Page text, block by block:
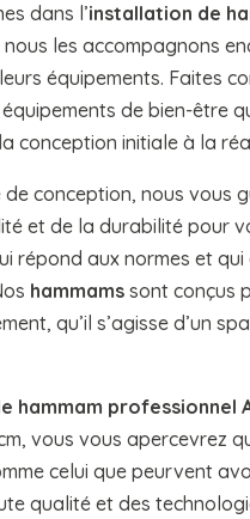
dans l’installation de
les accompagnons
équipements. Faites
équipements de bien-être
conception initiale à la
conception, nous vous
et de la durabilité pour
répond aux normes et
hammams sont conçus
qu’il s’agisse d’un
hammam professionnel
vous vous apercevrez
celui que peurvent
qualité et des